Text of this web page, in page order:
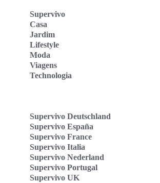
Supervivo
Casa
Jardim
Lifestyle
Moda
Viagens
Technologia
Supervivo Deutschland
Supervivo España
Supervivo France
Supervivo Italia
Supervivo Nederland
Supervivo Portugal
Supervivo UK